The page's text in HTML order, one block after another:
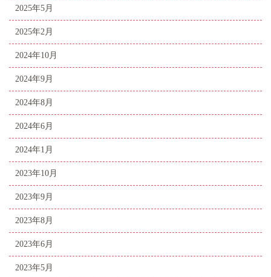
2025年5月
2025年2月
2024年10月
2024年9月
2024年8月
2024年6月
2024年1月
2023年10月
2023年9月
2023年8月
2023年6月
2023年5月